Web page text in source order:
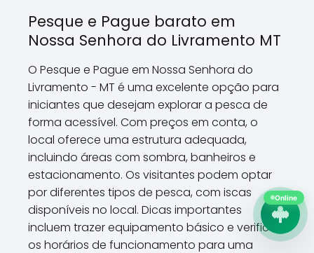
Pesque e Pague barato em
Nossa Senhora do Livramento MT
O Pesque e Pague em Nossa Senhora do
Livramento - MT é uma excelente opção para
iniciantes que desejam explorar a pesca de
forma acessível. Com preços em conta, o
local oferece uma estrutura adequada,
incluindo áreas com sombra, banheiros e
estacionamento. Os visitantes podem optar
por diferentes tipos de pesca, com iscas
disponíveis no local. Dicas importantes
incluem trazer equipamento básico e verificar
os horários de funcionamento para uma
Online